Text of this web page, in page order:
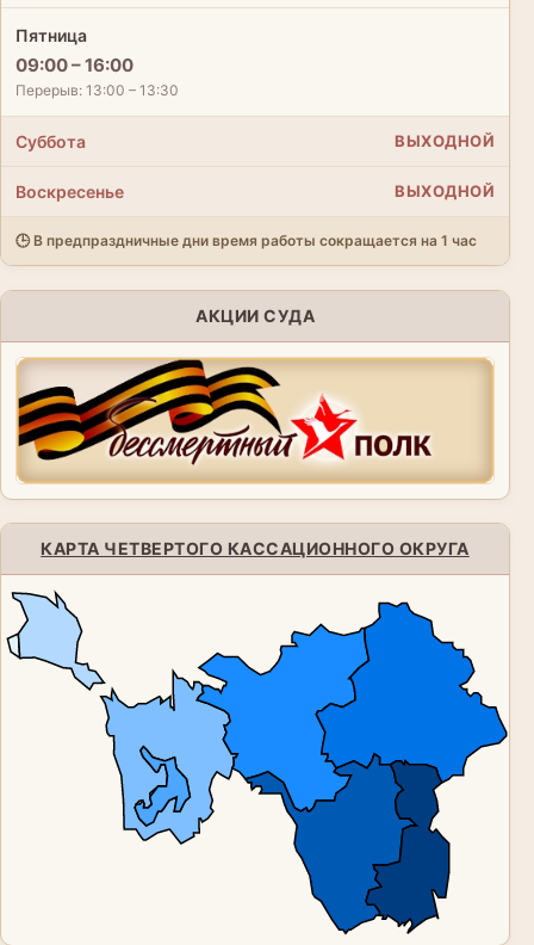
Пятница
09:00 – 16:00
Перерыв: 13:00 – 13:30
Суббота ВЫХОДНОЙ
Воскресенье ВЫХОДНОЙ
🕒 В предпраздничные дни время работы сокращается на 1 час
АКЦИИ СУДА
КАРТА ЧЕТВЕРТОГО КАССАЦИОННОГО ОКРУГА